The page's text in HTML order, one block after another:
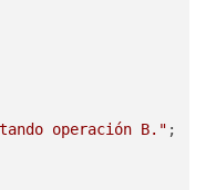
operación B." ;